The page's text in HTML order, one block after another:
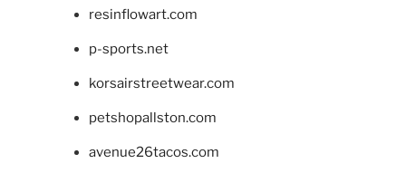
resinflowart.com
p-sports.net
korsairstreetwear.com
petshopallston.com
avenue26tacos.com